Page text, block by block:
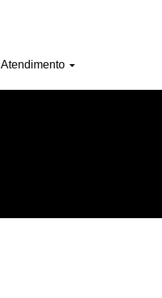
AtendimentoHorário de atendimento